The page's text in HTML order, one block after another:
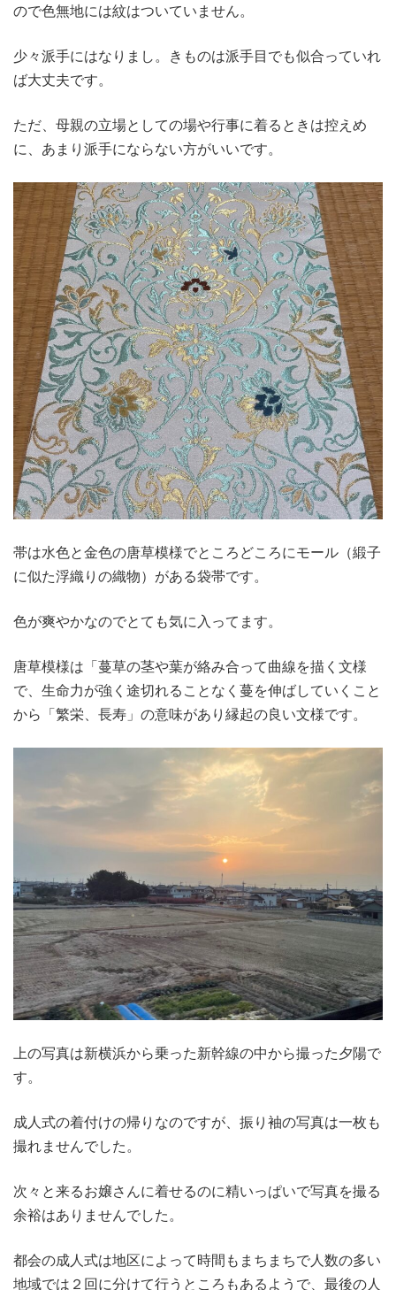
ので色無地には紋はついていません。
少々派手にはなりまし。きものは派手目でも似合っていれ
ば大丈夫です。
ただ、母親の立場としての場や行事に着るときは控えめ
に、あまり派手にならない方がいいです。
帯は水色と金色の唐草模様でところどころにモール（緞子
に似た浮織りの織物）がある袋帯です。
色が爽やかなのでとても気に入ってます。
唐草模様は「蔓草の茎や葉が絡み合って曲線を描く文様
で、生命力が強く途切れることなく蔓を伸ばしていくこと
から「繁栄、長寿」の意味があり縁起の良い文様です。
上の写真は新横浜から乗った新幹線の中から撮った夕陽で
す。
成人式の着付けの帰りなのですが、振り袖の写真は一枚も
撮れませんでした。
次々と来るお嬢さんに着せるのに精いっぱいで写真を撮る
余裕はありませんでした。
都会の成人式は地区によって時間もまちまちで人数の多い
地域では２回に分けて行うところもあるようで、最後の人